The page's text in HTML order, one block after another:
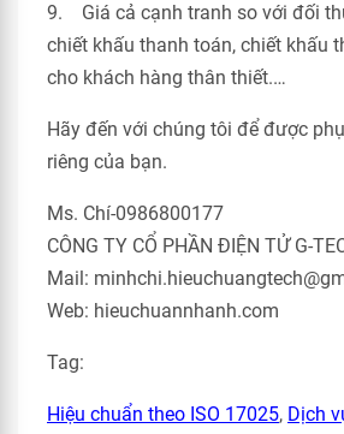
9. Giá cả cạnh tranh so với đối
chiết khấu thanh toán, chiết khấu
cho khách hàng thân thiết.…
Hãy đến với chúng tôi để được
riêng của bạn.
Ms. Chí-0986800177
CÔNG TY CỔ PHẦN ĐIỆN TỬ G-
Mail:
Web: hieuchuannhanh.com
Tag:
Hiệu chuẩn theo ISO 17025, Dịch